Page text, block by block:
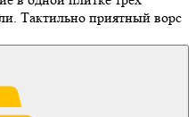
Тактильно приятный ворс